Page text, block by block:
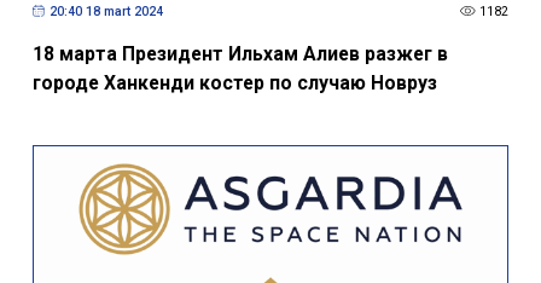
20:40 18 mart 2024 1182
18 марта Президент Ильхам Алиев разжег в
городе Ханкенди костер по случаю Новруз